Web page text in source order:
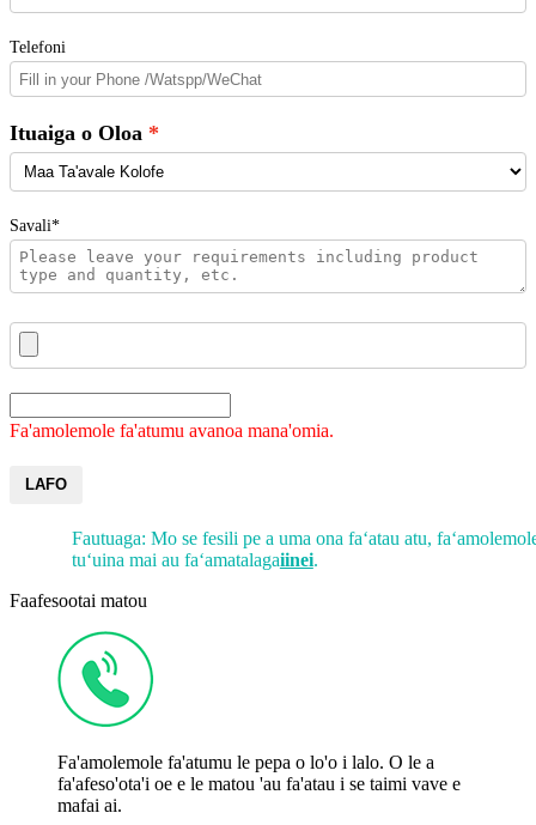
Telefoni
Ituaiga o Oloa
Savali*
Fa'amolemole fa'atumu avanoa mana'omia.
LAFO
Fautuaga: Mo se fesili pe a uma ona faʻatau atu,
tuʻuina mai au faʻamatalagaiinei.
Faafesootai matou
Fa'amolemole fa'atumu le pepa o lo'o i lalo. O le a
fa'afeso'ota'i oe e le matou 'au fa'atau i se taimi vave e
mafai ai.